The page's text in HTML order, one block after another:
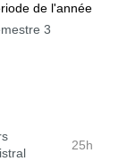
de l'année
3
25h